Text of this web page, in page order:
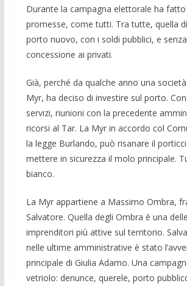
Durante la campagna elettorale ha
promess­e, come tutti. Tra tutte, quella
porto nuovo, con i soldi pub­blici, e
concessione ai pri­vati.
Già, perché da qualche anno una
Myr, ha deciso di investire sul porto.
servizi, riunioni con la precedente
ricorsi al Tar. La Myr in accordo col
la legge Burlando, può risanare il
mettere in sicurezza il molo principale.
bianco.
La Myr appartiene a Massimo Ombra,
Salvatore. Quella degli Ombra è una
imprenditori più atti­ve sul territorio.
nelle ul­time amministrative è stato
principale di Giulia Adamo. Una
vetriolo: denunce, quere­le, porto